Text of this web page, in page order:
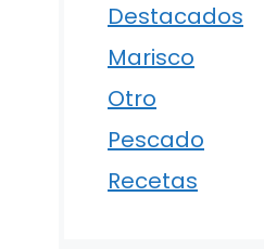
Destacados
Marisco
Otro
Pescado
Recetas